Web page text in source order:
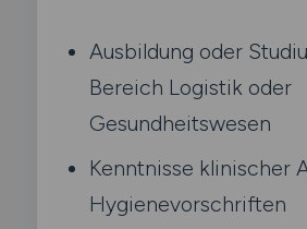
Ausbildung oder
Bereich Logistik oder
Gesundheitswesen
Kenntnisse klinischer
Hygienevorschriften